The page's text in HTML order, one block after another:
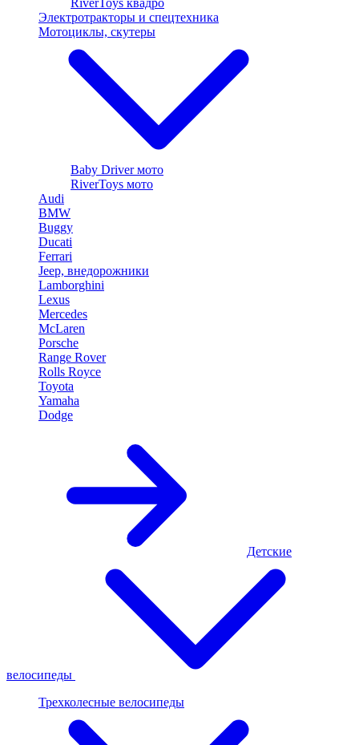
RiverToys квадро
Электротракторы и спецтехника
Мотоциклы, скутеры
Baby Driver мото
RiverToys мото
Audi
BMW
Buggy
Ducati
Ferrari
Jeep, внедорожники
Lamborghini
Lexus
Mercedes
McLaren
Porsche
Range Rover
Rolls Royce
Toyota
Yamaha
Dodge
Детские
велосипеды
Трехколесные велосипеды